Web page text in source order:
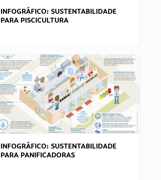
INFOGRÁFICO: SUSTENTABILIDADE
PARA PISCICULTURA
INFOGRÁFICO: SUSTENTABILIDADE
PARA PANIFICADORAS